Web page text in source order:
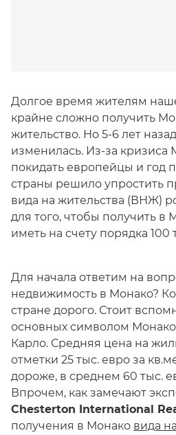
Долгое время жителям
крайне сложно получить
жительство. Но 5-6 лет
изменилась. Из-за кризиса
покидать европейцы и год
страны решило упростить
вида на жительства (ВНЖ)
для того, чтобы получить
иметь на счету порядка 100
Для начала ответим на
недвижимость в Монако?
стране дорого. Стоит
основных символом Монако
Карло. Средняя цена на
отметки 25 тыс. евро за
дороже, в среднем 60 тыс.
Впрочем, как замечают
Chesterton International
получения в Монако вида